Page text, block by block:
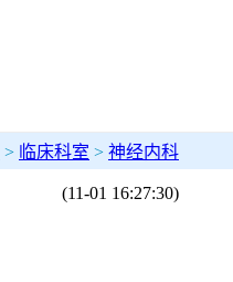
> 临床科室 > 神经内科
(11-01 16:27:30)